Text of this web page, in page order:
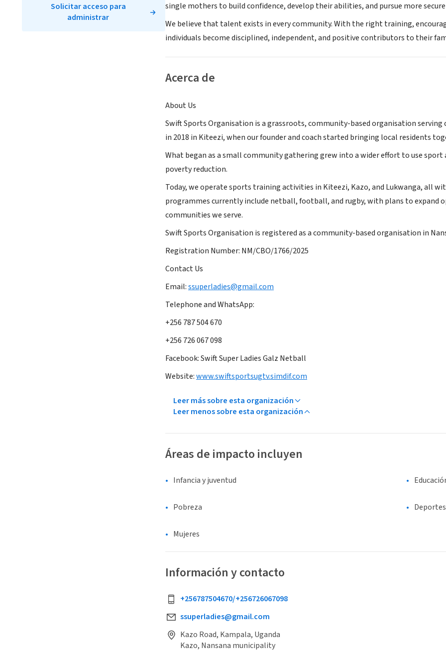
single mothers to build confidence, develop their abilities, and pursue more
We believe that talent exists in every community. With the right training,
individuals become disciplined, independent, and positive contributors to their
Acerca de
About Us
Swift Sports Organisation is a grassroots, community-based organisation
in 2018 in Kiteezi, when our founder and coach started bringing local residents
What began as a small community gathering grew into a wider effort to use
poverty reduction.
Today, we operate sports training activities in Kiteezi, Kazo, and Lukwanga, all
programmes currently include netball, football, and rugby, with plans to expand
communities we serve.
Swift Sports Organisation is registered as a community-based organisation in
Registration Number: NM/CBO/1766/2025
Contact Us
Email:ssuperladies@gmail.com
Telephone and WhatsApp:
+256 787 504 670
+256 726 067 098
Facebook: Swift Super Ladies Galz Netball
Website:www.swiftsportsugtv.simdif.com
Leer más sobre esta organización
Leer menos sobre esta organización
Áreas de impacto incluyen
Infancia y juventud
Pobreza
Mujeres
Información y contacto
+256787504670/+256726067098
ssuperladies@gmail.com
Kazo Road, Kampala, Uganda
Kazo, Nansana municipality
Solicitar acceso para
administrar